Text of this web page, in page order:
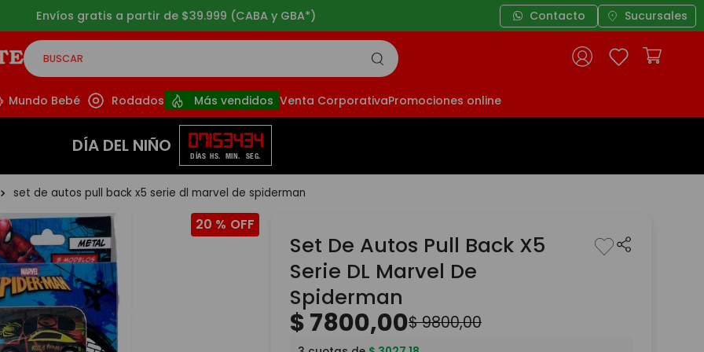
Envíos gratis a partir de $39.999 (CABA y GBA*) Contacto Sucursales
BUSCAR
Mundo Bebé Rodados Más vendidos Venta CorporativaPromociones online
DÍA DEL NIÑO 07
DÍAS
15
HS.
34
MIN.
32
SEG.
set de autos pull back x5 serie dl marvel de spiderman
20 %
Set De Autos Pull Back X5
Serie DL Marvel De
Spiderman
$7800,00$9800,00